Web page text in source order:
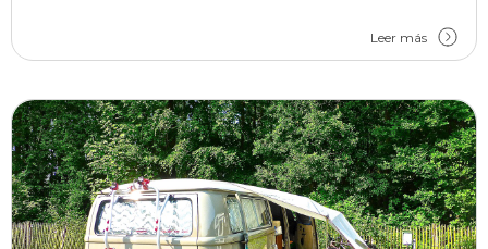
Leer más